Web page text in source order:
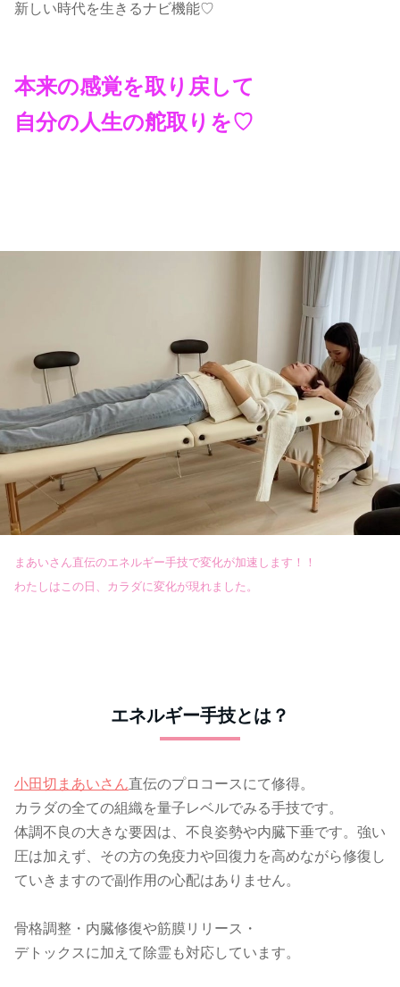
新しい時代を生きるナビ機能♡
本来の感覚を取り戻して
自分の人生の舵取りを♡
まあいさん直伝のエネルギー手技で変化が加速します！！
わたしはこの日、カラダに変化が現れました。
エネルギー手技とは？
小田切まあいさん直伝のプロコースにて修得。
カラダの全ての組織を量子レベルでみる手技です。
体調不良の大きな要因は、不良姿勢や内臓下垂です。強い
圧は加えず、その方の免疫力や回復力を高めながら修復し
ていきますので副作用の心配はありません。
骨格調整・内臓修復や筋膜リリース・
デトックスに加えて除霊も対応しています。